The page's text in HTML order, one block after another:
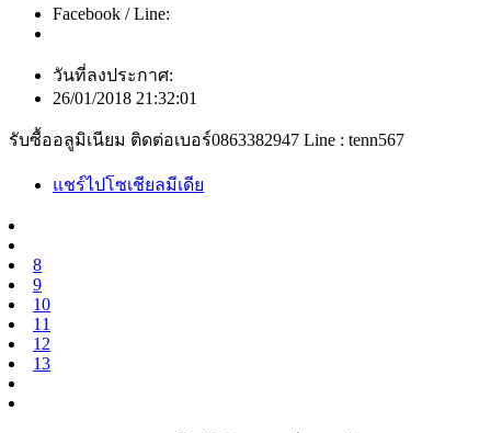
Facebook / Line:
วันที่ลงประกาศ:
26/01/2018 21:32:01
รับซื้ออลูมิเนียม ติดต่อเบอร์0863382947 Line : tenn567
แชร์ไปโซเชียลมีเดีย
8
9
10
11
12
13